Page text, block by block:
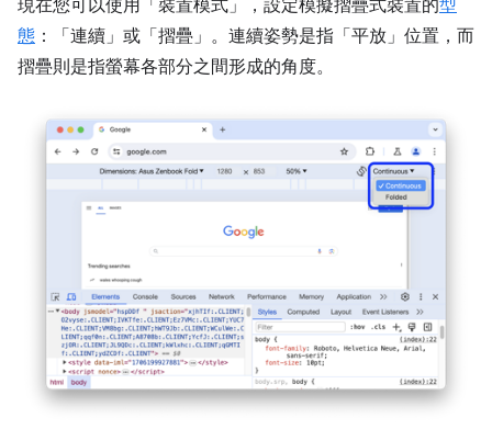
現在您可以使用「裝置模式」 ，設定模擬摺疊式裝置的型
態 ：「連續」 或「摺疊」 。連續姿勢是指「平放」位置，而
摺疊則是指螢幕各部分之間形成的角度。